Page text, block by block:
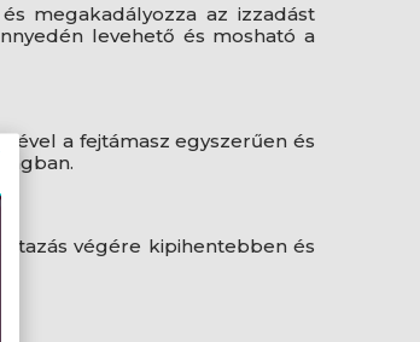
megakadályozza az izzadást
levehető és mosható a
a fejtámasz egyszerűen és
végére kipihentebben és